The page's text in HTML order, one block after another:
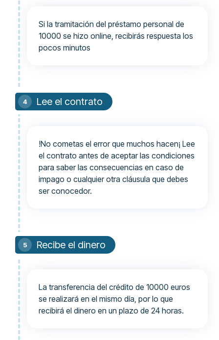
Si la tramitación del préstamo personal de
10000 se hizo online, recibirás respuesta los
pocos minutos
Lee el contrato
!No cometas el error que muchos hacen¡ Lee
el contrato antes de aceptar las condiciones
para saber las consecuencias en caso de
impago o cualquier otra cláusula que debes
ser conocedor.
Recibe el dinero
La transferencia del crédito de 10000 euros
se realizará en el mismo día, por lo que
recibirá el dinero en un plazo de 24 horas.